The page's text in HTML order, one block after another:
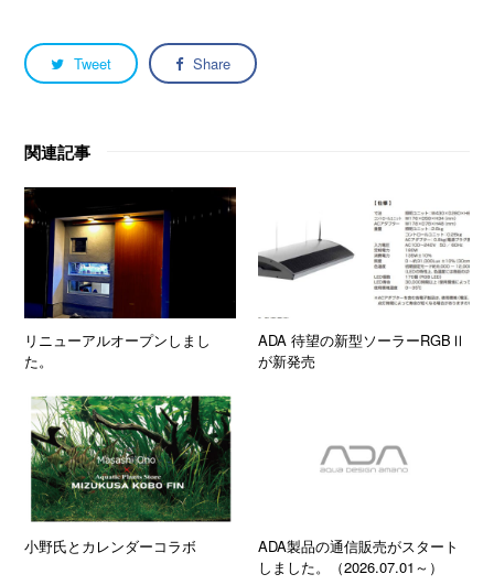
Tweet Share
関連記事
リニューアルオープンしまし
た。
ADA 待望の新型ソーラーRGBⅡ
が新発売
小野氏とカレンダーコラボ
ADA製品の通信販売がスタート
しました。（2026.07.01～）